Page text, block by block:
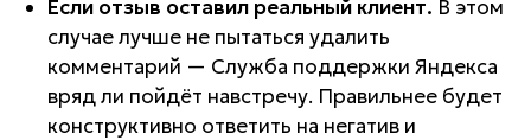
Если отзыв оставил реальный клиент. В этом
случае лучше не пытаться удалить
комментарий — Служба поддержки Яндекса
вряд ли пойдёт навстречу. Правильнее будет
конструктивно ответить на негатив и